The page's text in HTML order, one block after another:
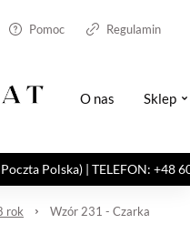
Pomoc Regulamin
O nas Sklep
Polska) | TELEFON: +48
rok Wzór 231 - Czarka